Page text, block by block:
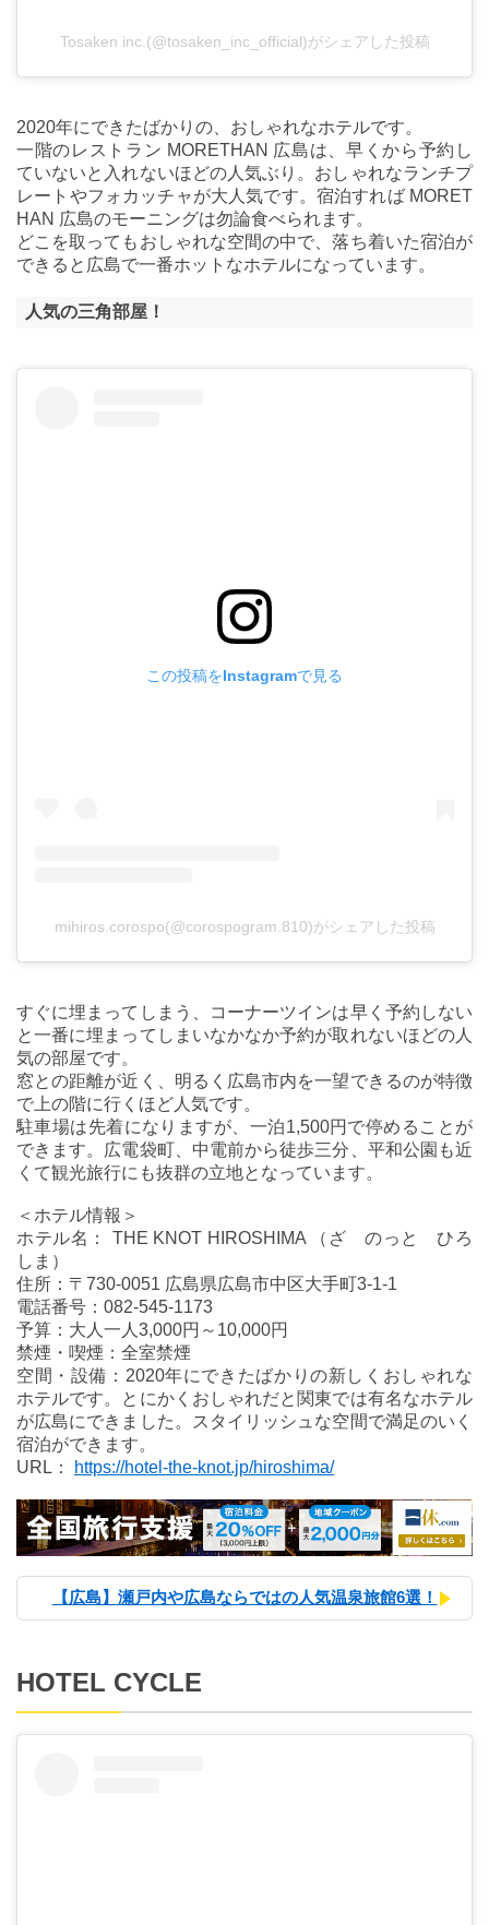
Tosaken inc.(@tosaken_inc_official)がシェアした投稿
2020年にできたばかりの、おしゃれなホテルです。
一階のレストラン MORETHAN 広島は、早くから予約し
ていないと入れないほどの人気ぶり。おしゃれなランチプ
レートやフォカッチャが大人気です。宿泊すれば MORET
HAN 広島のモーニングは勿論食べられます。
どこを取ってもおしゃれな空間の中で、落ち着いた宿泊が
できると広島で一番ホットなホテルになっています。
人気の三角部屋！
この投稿をInstagramで見る
mihiros.corospo(@corospogram.810)がシェアした投稿
すぐに埋まってしまう、コーナーツインは早く予約しない
と一番に埋まってしまいなかなか予約が取れないほどの人
気の部屋です。
窓との距離が近く、明るく広島市内を一望できるのが特徴
で上の階に行くほど人気です。
駐車場は先着になりますが、一泊1,500円で停めることが
できます。広電袋町、中電前から徒歩三分、平和公園も近
くて観光旅行にも抜群の立地となっています。
＜ホテル情報＞
ホテル名： THE KNOT HIROSHIMA （ざ のっと ひろ
しま）
住所：〒730-0051 広島県広島市中区大手町3-1-1
電話番号：082-545-1173
予算：大人一人3,000円～10,000円
禁煙・喫煙：全室禁煙
空間・設備：2020年にできたばかりの新しくおしゃれな
ホテルです。とにかくおしゃれだと関東では有名なホテル
が広島にできました。スタイリッシュな空間で満足のいく
宿泊ができます。
URL：
https://hotel-the-knot.jp/hiroshima/
【広島】瀬戸内や広島ならではの人気温泉旅館6選！
HOTEL CYCLE